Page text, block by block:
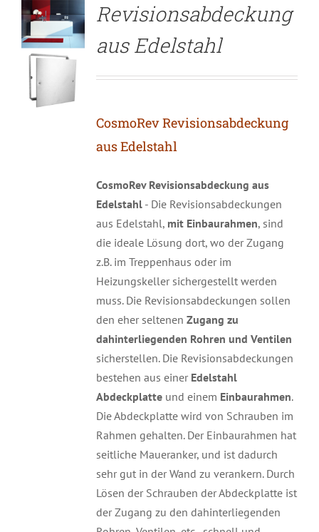
Revisionsabdeckung
aus Edelstahl
CosmoRev Revisionsabdeckung
aus Edelstahl
CosmoRev Revisionsabdeckung aus
Edelstahl- Die Revisionsabdeckungen
aus Edelstahl, mit Einbaurahmen, sind
die ideale Lösung dort, wo der Zugang
z.B. im Treppenhaus oder im
Heizungskeller sichergestellt werden
muss. Die Revisionsabdeckungen sollen
den eher seltenen Zugang zu
dahinterliegenden Rohren und Ventilen
sicherstellen. Die Revisionsabdeckungen
bestehen aus einer Edelstahl
Abdeckplatteund einem Einbaurahmen.
Die Abdeckplatte wird von Schrauben im
Rahmen gehalten. Der Einbaurahmen hat
seitliche Maueranker, und ist dadurch
sehr gut in der Wand zu verankern. Durch
Lösen der Schrauben der Abdeckplatte ist
der Zugang zu den dahinterliegenden